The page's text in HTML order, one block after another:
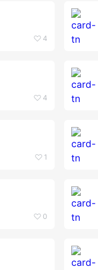
4
4
1
0